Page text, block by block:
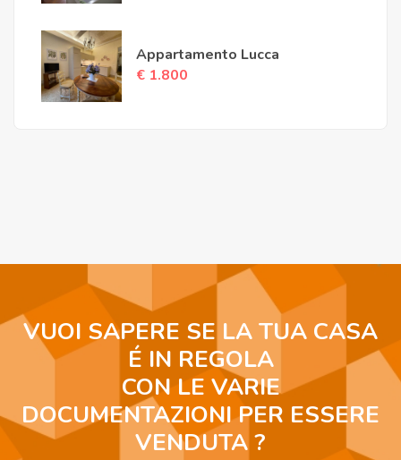
Appartamento Lucca
€ 1.800
VUOI SAPERE SE LA TUA CASA
É IN REGOLA
CON LE VARIE
DOCUMENTAZIONI PER ESSERE
VENDUTA ?